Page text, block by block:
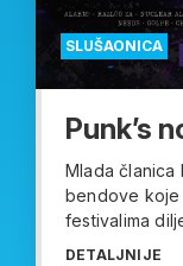
SLUŠAONICA
Punk’s
Mlada članica
bendove koje
festivalima
DETALJNIJE